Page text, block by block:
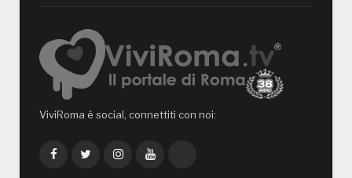
ViviRoma è social, connettiti con noi:
FacebookTwitterInstagramYouTube